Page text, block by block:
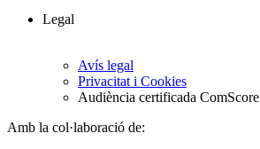
Legal
Avís legal
Privacitat i Cookies
Audiència certificada ComScore
Amb la col·laboració de: